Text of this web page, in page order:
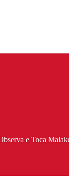
e Toca